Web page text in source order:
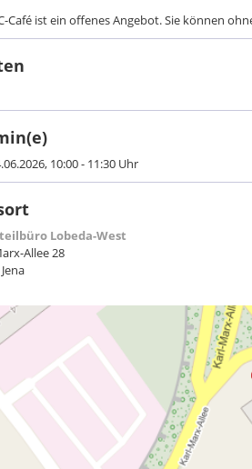
Café ist ein offenes Angebot. Sie können
10:00 - 11:30 Uhr
Lobeda-West
Allee 28